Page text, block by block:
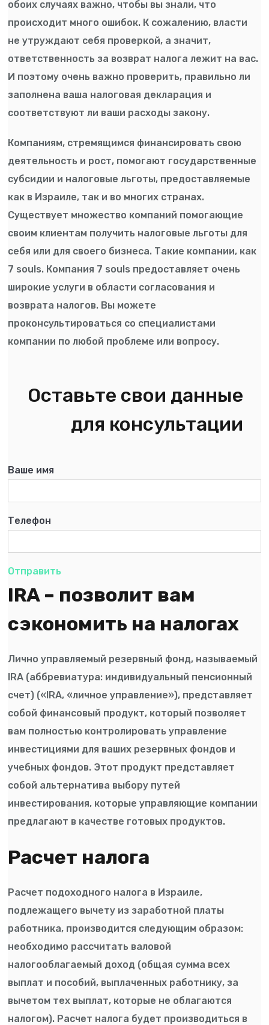
обоих случаях важно, чтобы вы знали, что
происходит много ошибок. К сожалению, власти
не утруждают себя проверкой, а значит,
ответственность за возврат налога лежит на вас.
И поэтому очень важно проверить, правильно ли
заполнена ваша налоговая декларация и
соответствуют ли ваши расходы закону.
Компаниям, стремящимся финансировать свою
деятельность и рост, помогают государственные
субсидии и налоговые льготы, предоставляемые
как в Израиле, так и во многих странах.
Существует множество компаний помогающие
своим клиентам получить налоговые льготы для
себя или для своего бизнеса. Такие компании, как
7 souls. Компания 7 souls предоставляет очень
широкие услуги в области согласования и
возврата налогов. Вы можете
проконсультироваться со специалистами
компании по любой проблеме или вопросу.
Оставьте свои данные
для консультации
Ваше имя
Телефон
Отправить
IRA – позволит вам
сэкономить на налогах
Лично управляемый резервный фонд, называемый
IRA (аббревиатура: индивидуальный пенсионный
счет) («IRA, «личное управление»), представляет
собой финансовый продукт, который позволяет
вам полностью контролировать управление
инвестициями для ваших резервных фондов и
учебных фондов. Этот продукт представляет
собой альтернатива выбору путей
инвестирования, которые управляющие компании
предлагают в качестве готовых продуктов.
Расчет налога
Расчет подоходного налога в Израиле,
подлежащего вычету из заработной платы
работника, производится следующим образом:
необходимо рассчитать валовой
налогооблагаемый доход (общая сумма всех
выплат и пособий, выплаченных работнику, за
вычетом тех выплат, которые не облагаются
налогом). Расчет налога будет производиться в